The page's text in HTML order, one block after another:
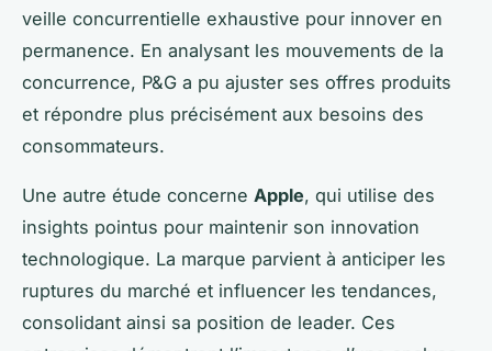
veille concurrentielle exhaustive pour innover en
permanence. En analysant les mouvements de la
concurrence, P&G a pu ajuster ses offres produits
et répondre plus précisément aux besoins des
consommateurs.
Une autre étude concerne Apple, qui utilise des
insights pointus pour maintenir son innovation
technologique. La marque parvient à anticiper les
ruptures du marché et influencer les tendances,
consolidant ainsi sa position de leader. Ces